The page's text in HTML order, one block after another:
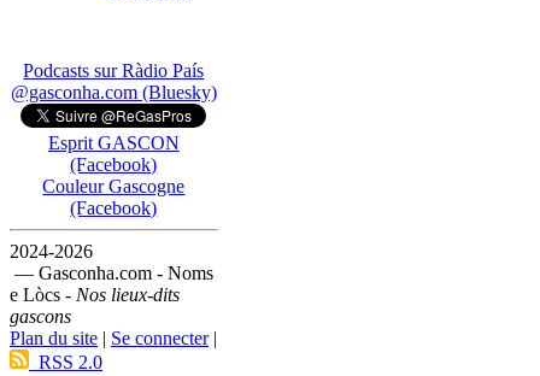
Podcasts sur Ràdio País
@gasconha.com (Bluesky)
Esprit GASCON
(Facebook)
Couleur Gascogne
(Facebook)
2024-2026
— Gasconha.com - Noms
e Lòcs - Nos lieux-dits
gascons
Plan du site | Se connecter|
RSS 2.0